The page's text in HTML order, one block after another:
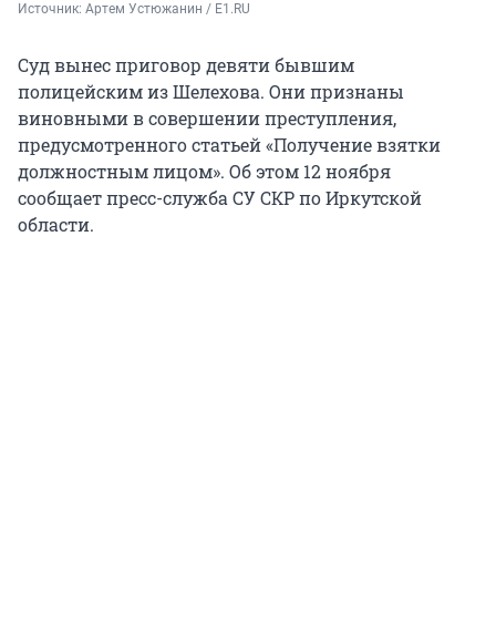
Источник: Артем Устюжанин / E1.RU
Суд вынес приговор девяти бывшим
полицейским из Шелехова. Они признаны
виновными в совершении преступления,
предусмотренного статьей «Получение взятки
должностным лицом». Об этом 12 ноября
сообщает пресс-служба СУ СКР по Иркутской
области.